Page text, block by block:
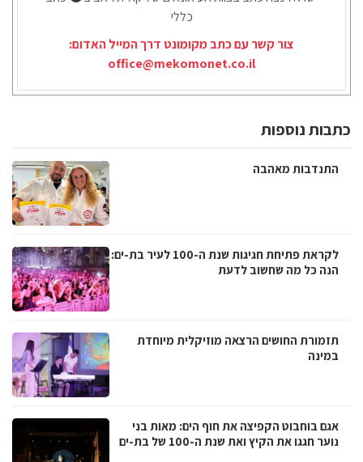
כללי
צור קשר עם כתב מקומונט דרך המייל האדום:
office@mekomonet.co.il
כתבות נוספות
התנדבות מאהבה
לקראת פתיחת חגיגות שנת ה-100 לעיר בת-ים:
הנה כל מה שחשוב לדעת
תזמורת החושים הרצאה מוזיקלית מיוחדת
במינה
אגם בוחבוט הקפיצה את חוף הים: מאות בני
נוער חגגו את הקיץ ואת שנת ה-100 של בת-ים